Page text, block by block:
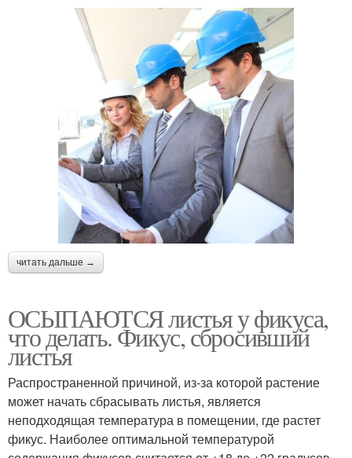
читать дальше →
ОСЫПАЮТСЯ листья у фикуса,
что делать. Фикус, сбросивший
листья
Распространенной причиной, из-за которой растение
может начать сбрасывать листья, является
неподходящая температура в помещении, где растет
фикус. Наиболее оптимальной температурой